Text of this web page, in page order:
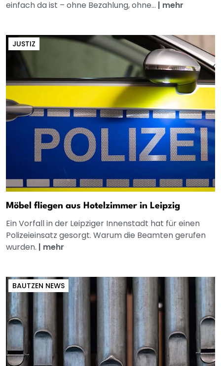
einfach da ist – ohne Bezahlung, ohne... | mehr
JUSTIZ
Möbel fliegen aus Hotelzimmer in Leipzig
Ein Vorfall in der Leipziger Innenstadt hat für einen
Polizeieinsatz gesorgt. Warum die Beamten gerufen
wurden. | mehr
BAUTZEN NEWS